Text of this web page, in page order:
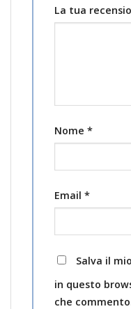
La tua
Nome *
Email *
Salva il
in questo
che